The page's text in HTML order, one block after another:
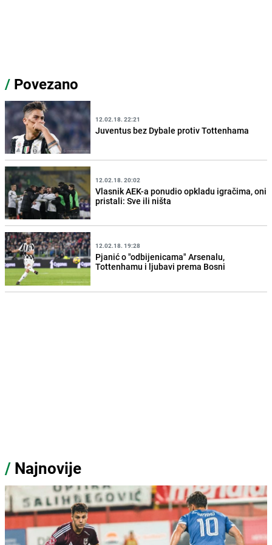
/ Povezano
12.02.18. 22:21
Juventus bez Dybale protiv Tottenhama
12.02.18. 20:02
Vlasnik AEK-a ponudio opkladu igračima, oni
pristali: Sve ili ništa
12.02.18. 19:28
Pjanić o "odbijenicama" Arsenalu,
Tottenhamu i ljubavi prema Bosni
/ Najnovije